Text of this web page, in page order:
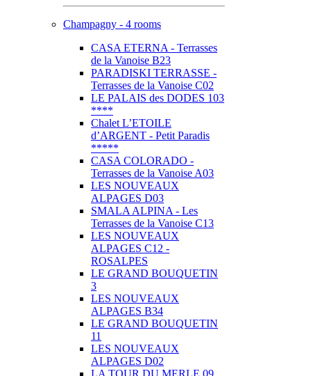
Champagny - 4 rooms
CASA ETERNA - Terrasses
de la Vanoise B23
PARADISKI TERRASSE -
Terrasses de la Vanoise C02
LE PALAIS des DODES 103
****
Chalet L’ETOILE
d’ARGENT - Petit Paradis
*****
CASA COLORADO -
Terrasses de la Vanoise A03
LES NOUVEAUX
ALPAGES D03
SMALA ALPINA - Les
Terrasses de la Vanoise C13
LES NOUVEAUX
ALPAGES C12 -
ROSALPES
LE GRAND BOUQUETIN
3
LES NOUVEAUX
ALPAGES B34
LE GRAND BOUQUETIN
11
LES NOUVEAUX
ALPAGES D02
LA TOUR DU MERLE 09